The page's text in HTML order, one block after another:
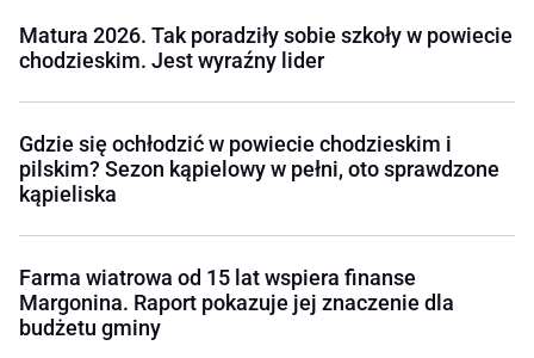
Matura 2026. Tak poradziły sobie szkoły w powiecie
chodzieskim. Jest wyraźny lider
Gdzie się ochłodzić w powiecie chodzieskim i
pilskim? Sezon kąpielowy w pełni, oto sprawdzone
kąpieliska
Farma wiatrowa od 15 lat wspiera finanse
Margonina. Raport pokazuje jej znaczenie dla
budżetu gminy